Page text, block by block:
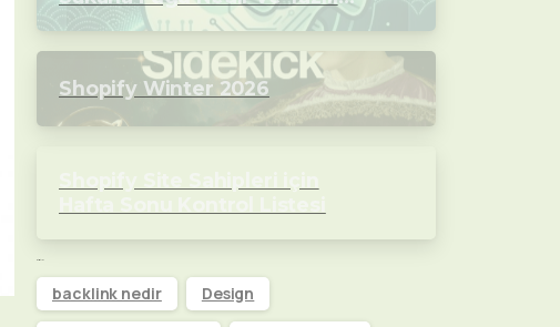
Dünyasını Nasıl Değiştirecek?
Shopify Winter 2026
backlink nedir Design